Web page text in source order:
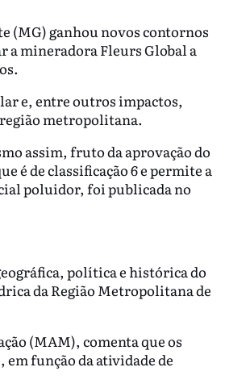
(MG) ganhou novos contornos
a mineradora Fleurs Global a
e, entre outros impactos,
metropolitana.
assim, fruto da aprovação do
é de classificação 6 e permite a
poluidor, foi publicada no
política e histórica do
da Região Metropolitana de
(MAM), comenta que os
função da atividade de